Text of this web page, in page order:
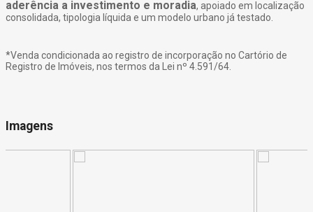
aderência a investimento e moradia, apoiado em localização
consolidada, tipologia líquida e um modelo urbano já testado.
*Venda condicionada ao registro de incorporação no Cartório de
Registro de Imóveis, nos termos da Lei nº 4.591/64.
Imagens